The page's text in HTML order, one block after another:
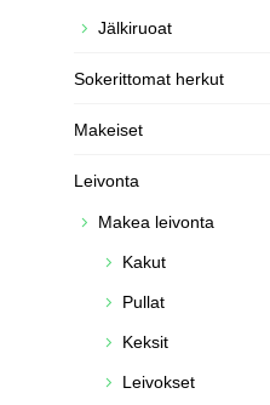
Jälkiruoat
Sokerittomat herkut
Makeiset
Leivonta
Makea leivonta
Kakut
Pullat
Keksit
Leivokset